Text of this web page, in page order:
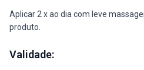
Aplicar 2 x ao dia com leve
produto.
Validade: